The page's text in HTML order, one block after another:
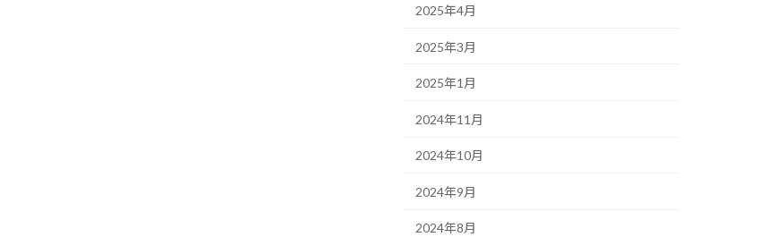
2025年4月
2025年3月
2025年1月
2024年11月
2024年10月
2024年9月
2024年8月